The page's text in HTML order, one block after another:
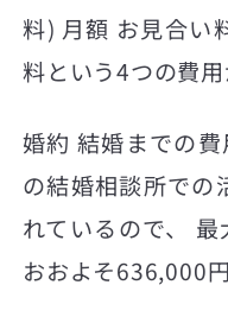
料) 月額 お見合い
料という4つの費用
婚約 結婚までの
の結婚相談所での
れているので、 最
おおよそ636,000